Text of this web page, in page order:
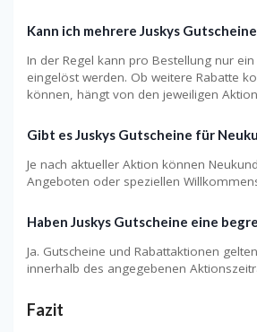
Kann ich mehrere Juskys
In der Regel kann pro Bestellung nur
eingelöst werden. Ob weitere Rabatte
können, hängt von den jeweiligen
Gibt es Juskys Gutscheine für
Je nach aktueller Aktion können
Angeboten oder speziellen
Haben Juskys Gutscheine eine
Ja. Gutscheine und Rabattaktionen
innerhalb des angegebenen
Fazit